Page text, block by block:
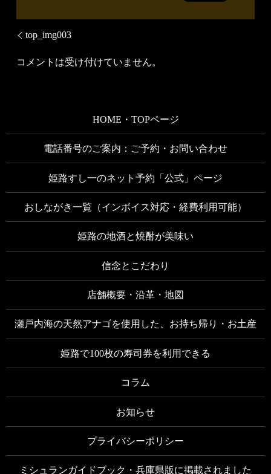
top_img003
コメントは受け付けていません。
HOME・TOPページ
電話番号のご案内：ご予約・お問い合わせ
姫路すし一のネット予約「公式」ページ
おしながき一覧（インボイス対応・経費利用可能）
姫路の地酒と焼酎が美味い
信念とこだわり
店舗概要・沿革・地図
瀬戸内海の天然アナゴを使用した、お持ち帰り・お土産
姫路で100枚の寿司券を利用できる
コラム
お知らせ
プライバシーポリシー
ミシュランガイドブック・兵庫県版に掲載されました